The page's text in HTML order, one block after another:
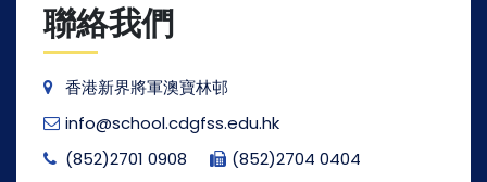
聯絡我們
香港新界將軍澳寶林邨
info@school.cdgfss.edu.hk
(852)2701 0908
(852)2704 0404